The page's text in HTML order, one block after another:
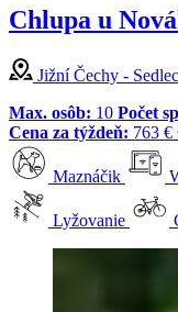
Chlupa u
Jižní Čechy -
Max. osôb: 10 Počet
Cena za týždeň: 763 €
Maznáčik
Lyžovanie